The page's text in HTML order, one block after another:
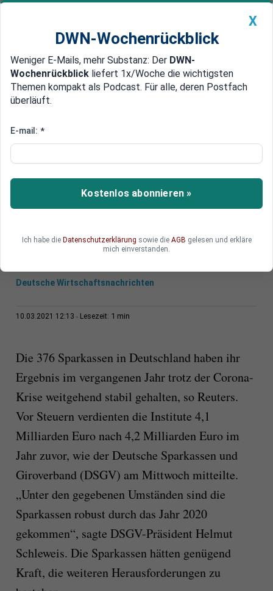
Newsticker MEIN DWN: Geldanlage Premium
Edelmetalle DWN-Magazin China
Deutsche Garanten: Sparkassen
weitgehend stabil
Die 376 Sparkassen in Deutschland haben ihr
Ergebnis im vergangenen Jahr trotz der Corona-
Deutsche Wirtschaftsnachrichten
10.03.2021 12:13 Lesezeit: 1 min
Die 376 Sparkassen in Deutschland haben ihr
Ergebnis im vergangenen Jahr trotz der Corona-
Krise weitgehend stabil gehalten, so Reuters.
Vor Steuern verdienten die Institute 4,1
Milliarden Euro nach 4,2 Milliarden Euro im
Jahr zuvor, wie der Deutsche Sparkassen und
Giroverband (DSGV) am Mittwoch mitteilte.
„Unter den gegebenen Umständen sind die
Sparkassen robust durch das Jahr 2020
gekommen“, sagte DSGV-Präsident Helmut
Schleweis. Die Sparkassen hätten genügend
Kraft, die weiteren Herausforderungen zu
X
DWN-Wochenrückblick
Weniger E-Mails, mehr Substanz: Der DWN-
Wochenrückblick liefert 1x/Woche die wichtigsten
Themen kompakt als Podcast. Für alle, deren Postfach
überläuft.
E-mail: *
Kostenlos abonnieren »
Ich habe die Datenschutzerklärung sowie die AGB gelesen und erkläre
mich einverstanden.